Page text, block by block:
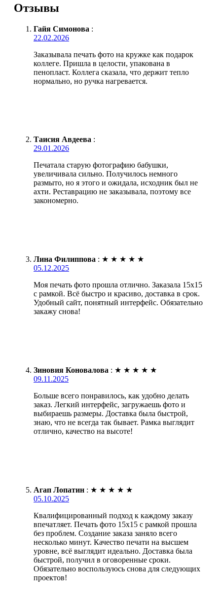
Отзывы
Гайя Симонова :
22.02.2026
Заказывала печать фото на кружке как подарок
коллеге. Пришла в целости, упакована в
пенопласт. Коллега сказала, что держит тепло
нормально, но ручка нагревается.
Таисия Авдеева :
29.01.2026
Печатала старую фотографию бабушки,
увеличивала сильно. Получилось немного
размыто, но я этого и ожидала, исходник был не
ахти. Реставрацию не заказывала, поэтому все
закономерно.
Лина Филиппова : ★ ★ ★ ★ ★
05.12.2025
Моя печать фото прошла отлично. Заказала 15х15
с рамкой. Всё быстро и красиво, доставка в срок.
Удобный сайт, понятный интерфейс. Обязательно
закажу снова!
Зиновия Коновалова : ★ ★ ★ ★ ★
09.11.2025
Больше всего понравилось, как удобно делать
заказ. Легкий интерфейс, загружаешь фото и
выбираешь размеры. Доставка была быстрой,
знаю, что не всегда так бывает. Рамка выглядит
отлично, качество на высоте!
Агап Лопатин : ★ ★ ★ ★ ★
05.10.2025
Квалифицированный подход к каждому заказу
впечатляет. Печать фото 15х15 с рамкой прошла
без проблем. Создание заказа заняло всего
несколько минут. Качество печати на высшем
уровне, всё выглядит идеально. Доставка была
быстрой, получил в оговоренные сроки.
Обязательно воспользуюсь снова для следующих
проектов!